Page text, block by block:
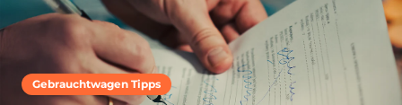
Gebrauchtwagen Tipps